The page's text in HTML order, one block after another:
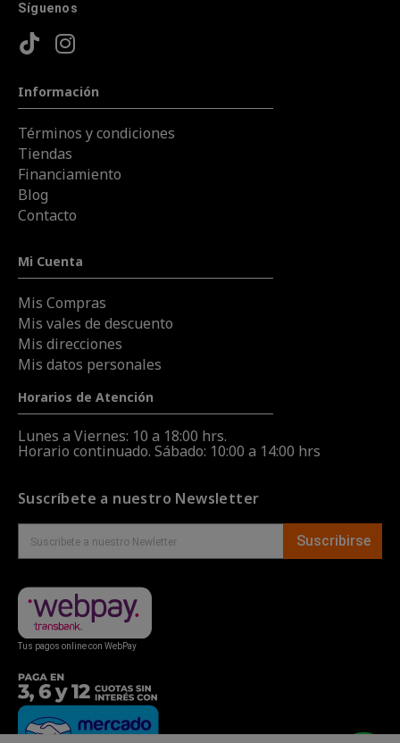
Síguenos
Información
Términos y condiciones
Tiendas
Financiamiento
Blog
Contacto
Mi Cuenta
Mis Compras
Mis vales de descuento
Mis direcciones
Mis datos personales
Horarios de Atención
Lunes a Viernes: 10 a 18:00 hrs.
Horario continuado. Sábado: 10:00 a 14:00 hrs
Suscríbete a nuestro Newsletter
Suscribirse
Tus pagos online con WebPay